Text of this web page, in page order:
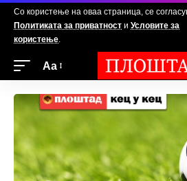
Со користење на оваа страница, се
Политиката за приватност и Условите за
користење.
Аа